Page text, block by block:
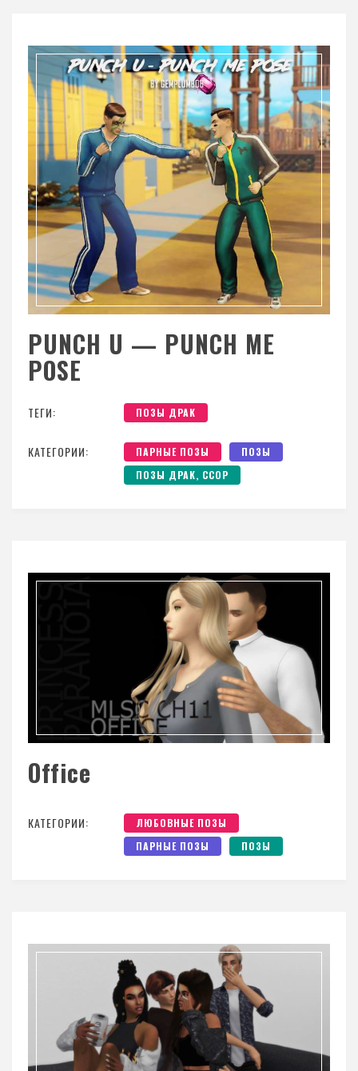
PUNCH U — PUNCH ME
POSE
ТЕГИ: ПОЗЫ ДРАК
КАТЕГОРИИ: ПАРНЫЕ ПОЗЫ
ПОЗЫ
ПОЗЫ ДРАК, ССОР
Office
КАТЕГОРИИ:
ЛЮБОВНЫЕ ПОЗЫ
ПАРНЫЕ ПОЗЫ
ПОЗЫ